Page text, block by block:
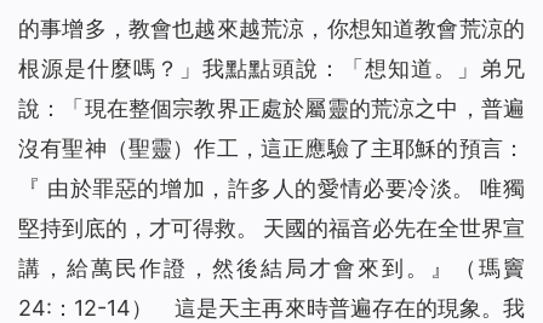
的事增多，教會也越來越荒涼，你想知道教會荒涼的
根源是什麼嗎？」我點點頭說：「想知道。」弟兄
說：「現在整個宗教界正處於屬靈的荒涼之中，普遍
沒有聖神（聖靈）作工，這正應驗了主耶穌的預言：
『 由於罪惡的增加， 許多人的愛情必要冷淡。 唯獨
堅持到底的，才可得救。 天國的福音必先在全世界宣
講，給萬民作證，然後結局才會來到。
』（瑪竇
24: ： 12-14）
這是天主再來時普遍存在的現象。我